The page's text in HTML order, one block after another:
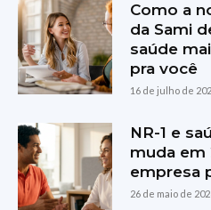
Como a
da Sami
saúde
pra você
16 de julho de
NR-1 e
muda em
empresa
26 de maio de